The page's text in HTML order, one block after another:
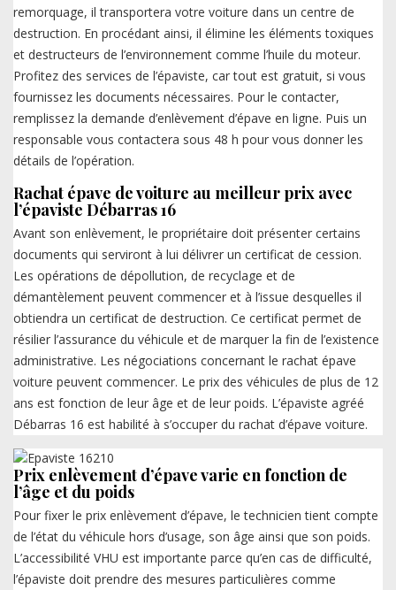
remorquage, il transportera votre voiture dans un centre de
destruction. En procédant ainsi, il élimine les éléments toxiques
et destructeurs de l’environnement comme l’huile du moteur.
Profitez des services de l’épaviste, car tout est gratuit, si vous
fournissez les documents nécessaires. Pour le contacter,
remplissez la demande d’enlèvement d’épave en ligne. Puis un
responsable vous contactera sous 48 h pour vous donner les
détails de l’opération.
Rachat épave de voiture au meilleur prix avec
l’épaviste Débarras 16
Avant son enlèvement, le propriétaire doit présenter certains
documents qui serviront à lui délivrer un certificat de cession.
Les opérations de dépollution, de recyclage et de
démantèlement peuvent commencer et à l’issue desquelles il
obtiendra un certificat de destruction. Ce certificat permet de
résilier l’assurance du véhicule et de marquer la fin de l’existence
administrative. Les négociations concernant le rachat épave
voiture peuvent commencer. Le prix des véhicules de plus de 12
ans est fonction de leur âge et de leur poids. L’épaviste agréé
Débarras 16 est habilité à s’occuper du rachat d’épave voiture.
Prix enlèvement d’épave varie en fonction de
l’âge et du poids
Pour fixer le prix enlèvement d’épave, le technicien tient compte
de l’état du véhicule hors d’usage, son âge ainsi que son poids.
L’accessibilité VHU est importante parce qu’en cas de difficulté,
l’épaviste doit prendre des mesures particulières comme